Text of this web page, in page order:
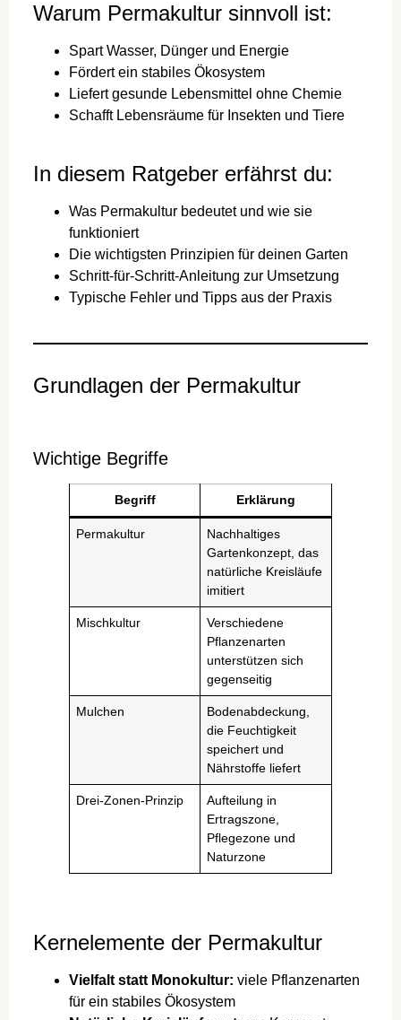
Warum Permakultur sinnvoll ist:
Spart Wasser, Dünger und Energie
Fördert ein stabiles Ökosystem
Liefert gesunde Lebensmittel ohne Chemie
Schafft Lebensräume für Insekten und Tiere
In diesem Ratgeber erfährst du:
Was Permakultur bedeutet und wie sie
funktioniert
Die wichtigsten Prinzipien für deinen Garten
Schritt-für-Schritt-Anleitung zur Umsetzung
Typische Fehler und Tipps aus der Praxis
Grundlagen der Permakultur
Wichtige Begriffe
Begriff Erklärung
Permakultur
Nachhaltiges
Gartenkonzept, das
natürliche Kreisläufe
imitiert
Mischkultur
Verschiedene
Pflanzenarten
unterstützen sich
gegenseitig
Mulchen
Bodenabdeckung,
die Feuchtigkeit
speichert und
Nährstoffe liefert
Drei-Zonen-Prinzip
Aufteilung in
Ertragszone,
Pflegezone und
Naturzone
Kernelemente der Permakultur
Vielfalt statt Monokultur: viele Pflanzenarten
für ein stabiles Ökosystem